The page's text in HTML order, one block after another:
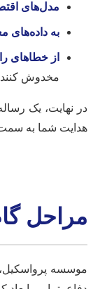
مدل‌های
به داده‌های
از خطاهای
مخدوش
در نهایت، یک
هدایت شما به سمت
مراحل
موسسه پرواسکیل،